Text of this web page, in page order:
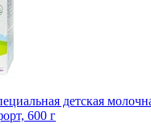
детская
600 г